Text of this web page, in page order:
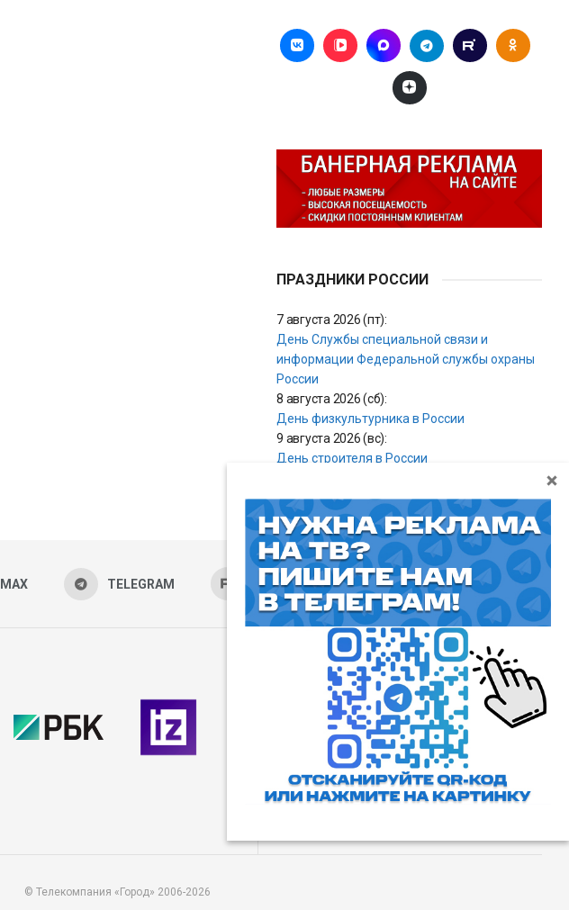
ПРАЗДНИКИ РОССИИ
7 августа 2026 (пт):
День Службы специальной связи и
информации Федеральной службы охраны
России
8 августа 2026 (сб):
День физкультурника в России
9 августа 2026 (вс):
День строителя в России
MAX TELEGRAM RUTUBE ОК ДЗЕН
Пользовательское соглашение
Все права защищены. Любое
использование материалов
допускается только с согласия
редакции, а также с ссылкой на
сайт.
© Телекомпания «Город» 2006-2026